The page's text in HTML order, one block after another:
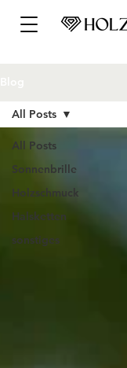
All Posts
Sonnenbrille
Holzschmuck
Halsketten
sonstiges
All Posts